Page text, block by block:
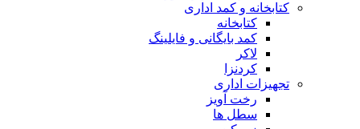
کتابخانه و کمد اداری
کتابخانه
کمد بایگانی و فایلینگ
لاکر
کردنزا
تجهیزات اداری
رخت آویز
سطل ها